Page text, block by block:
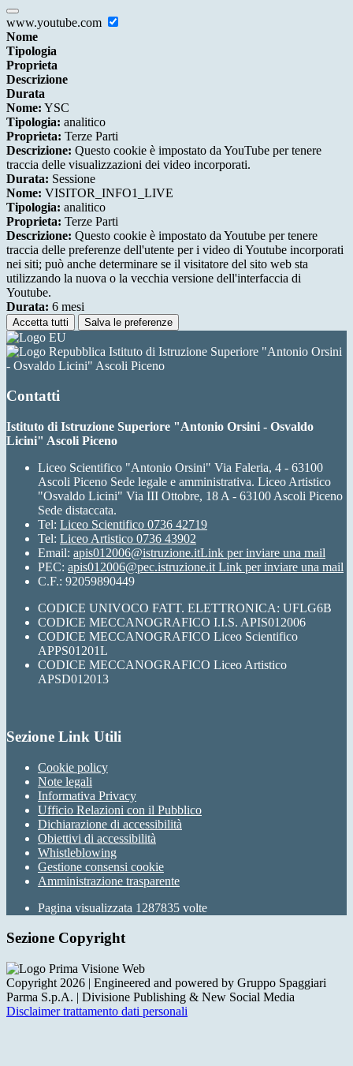
www.youtube.com
Nome
Tipologia
Proprieta
Descrizione
Durata
Nome: YSC
Tipologia: analitico
Proprieta: Terze Parti
Descrizione: Questo cookie è impostato da YouTube per tenere
traccia delle visualizzazioni dei video incorporati.
Durata: Sessione
Nome: VISITOR_INFO1_LIVE
Tipologia: analitico
Proprieta: Terze Parti
Descrizione: Questo cookie è impostato da Youtube per tenere
traccia delle preferenze dell'utente per i video di Youtube incorporati
nei siti; può anche determinare se il visitatore del sito web sta
utilizzando la nuova o la vecchia versione dell'interfaccia di
Youtube.
Durata: 6 mesi
Accetta tutti Salva le preferenze
Istituto di Istruzione Superiore "Antonio Orsini
- Osvaldo Licini" Ascoli Piceno
Contatti
Istituto di Istruzione Superiore "Antonio Orsini - Osvaldo
Licini" Ascoli Piceno
Liceo Scientifico "Antonio Orsini" Via Faleria, 4 - 63100
Ascoli Piceno Sede legale e amministrativa. Liceo Artistico
"Osvaldo Licini" Via III Ottobre, 18 A - 63100 Ascoli Piceno
Sede distaccata.
Tel: Liceo Scientifico 0736 42719
Tel: Liceo Artistico 0736 43902
Email: apis012006@istruzione.itLink per inviare una mail
PEC: apis012006@pec.istruzione.it Link per inviare una mail
C.F.: 92059890449
CODICE UNIVOCO FATT. ELETTRONICA: UFLG6B
CODICE MECCANOGRAFICO I.I.S. APIS012006
CODICE MECCANOGRAFICO Liceo Scientifico
APPS01201L
CODICE MECCANOGRAFICO Liceo Artistico
APSD012013
Sezione Link Utili
Cookie policy
Note legali
Informativa Privacy
Ufficio Relazioni con il Pubblico
Dichiarazione di accessibilità
Obiettivi di accessibilità
Whistleblowing
Gestione consensi cookie
Amministrazione trasparente
Pagina visualizzata 1287835 volte
Sezione Copyright
Copyright 2026 | Engineered and powered by Gruppo Spaggiari
Parma S.p.A. | Divisione Publishing & New Social Media
Disclaimer trattamento dati personali